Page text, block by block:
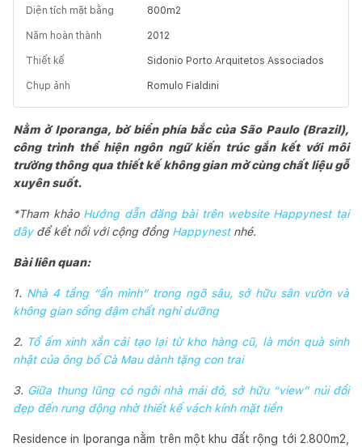
Diện tích mặt bằng 800m2
Năm hoàn thành 2012
Thiết kế Sidonio Porto Arquitetos Associados
Chụp ảnh Romulo Fialdini
Nằm ở Iporanga, bờ biển phía bắc của São Paulo (Brazil),
công trình thể hiện ngôn ngữ kiến ​​trúc gắn kết với môi
trường thông qua thiết kế không gian mở cùng chất liệu gỗ
xuyên suốt.
*Tham khảo Hướng dẫn đăng bài trên website Happynest tại
đâyđể kết nối với cộng đồng Happynest nhé.
Bài liên quan:
1. Nhà 4 tầng “ẩn mình” trong ngõ sâu, sở hữu sân vườn và
không gian sống đậm chất nghỉ dưỡng
2. Tổ ấm xinh xắn cải tạo lại từ kho hàng cũ, là món quà sinh
nhật của ông bố Cà Mau dành tặng con trai
3. Giữa thung lũng có ngôi nhà mái đỏ, sở hữu “view” núi đồi
đẹp đến rung động nhờ thiết kế vách kính mặt tiền
Residence in Iporanga nằm trên một khu đất rộng tới 2.800m2,